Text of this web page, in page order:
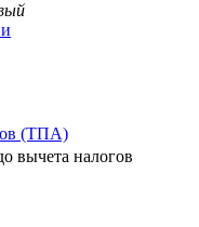
(ТПА)
вычета налогов